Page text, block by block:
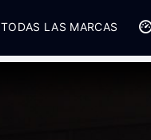
TODAS LAS MARCAS